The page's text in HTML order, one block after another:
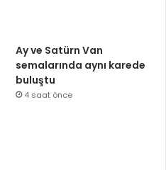
Ay ve Satürn Van
semalarında aynı karede
buluştu
4 saat önce